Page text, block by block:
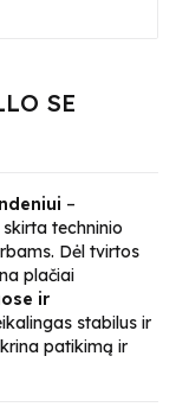
SE
–
techninio
Dėl tvirtos
plačiai
ir
stabilus ir
patikimą ir